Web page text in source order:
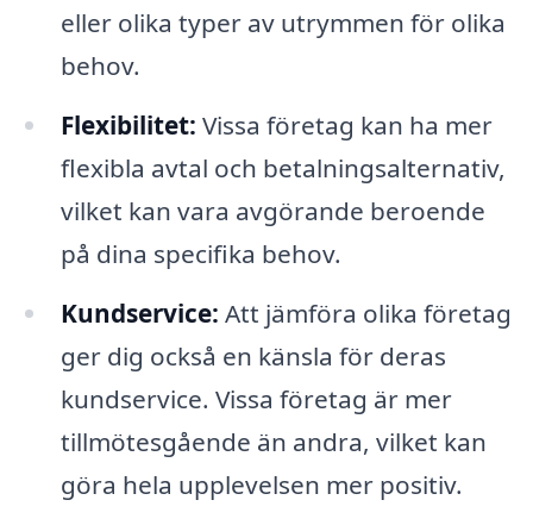
eller olika typer av utrymmen för olika
behov.
Flexibilitet: Vissa företag kan ha mer
flexibla avtal och betalningsalternativ,
vilket kan vara avgörande beroende
på dina specifika behov.
Kundservice: Att jämföra olika företag
ger dig också en känsla för deras
kundservice. Vissa företag är mer
tillmötesgående än andra, vilket kan
göra hela upplevelsen mer positiv.